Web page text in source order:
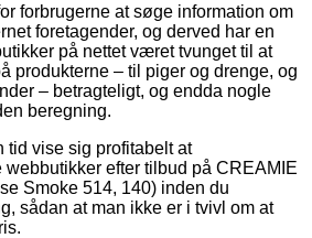
forbrugerne at søge information om
foretagender, og derved har en
på nettet været tvunget til at
produkterne – til piger og drenge, og
– betragteligt, og endda nogle
beregning.
tid vise sig profitabelt at
efter tilbud på CREAMIE
Smoke 514, 140) inden du
sådan at man ikke er i tvivl om at